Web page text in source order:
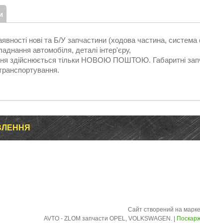
нові та Б/У запчастини (ходова частина,
автомобіля, деталі інтер'єру,
здійснюється тільки НОВОЮ ПОШТОЮ. Габаритні
Сайт створений на